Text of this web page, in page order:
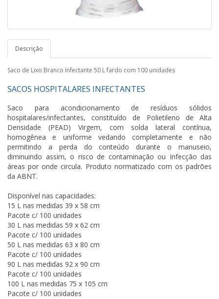
Descrição
Saco de Lixo Branco Infectante 50 L fardo com 100 unidades
SACOS HOSPITALARES INFECTANTES
Saco para acondicionamento de resíduos sólidos
hospitalares/infectantes, constituído de Polietileno de Alta
Densidade (PEAD) Virgem, com solda lateral contínua,
homogênea e uniforme vedando completamente e não
permitindo a perda do conteúdo durante o manuseio,
diminuindo assim, o risco de contaminação ou Infecção das
áreas por onde circula. Produto normatizado com os padrões
da ABNT.
Disponível nas capacidades:
15 L nas medidas 39 x 58 cm
Pacote c/ 100 unidades
30 L nas medidas 59 x 62 cm
Pacote c/ 100 unidades
50 L nas medidas 63 x 80 cm
Pacote c/ 100 unidades
90 L nas medidas 92 x 90 cm
Pacote c/ 100 unidades
100 L nas medidas 75 x 105 cm
Pacote c/ 100 unidades